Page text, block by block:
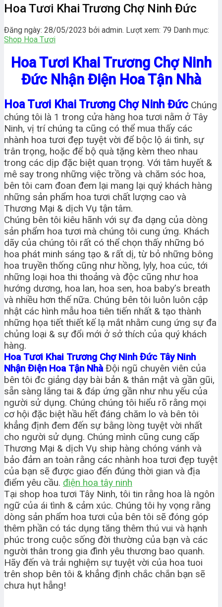
Hoa Tươi Khai Trương Chợ Ninh Đức
Đăng ngày: 28/05/2023 bởi admin. Lượt xem: 79 Danh mục:
Shop Hoa Tươi
Hoa Tươi Khai Trương Chợ Ninh
Đức Nhận Điện Hoa Tận Nhà
Hoa Tươi Khai Trương Chợ Ninh Đức Chúng
chúng tôi là 1 trong cửa hàng hoa tươi nằm ở Tây
Ninh, vị trí chúng ta cũng có thể mua thấy các
nhành hoa tươi đẹp tuyệt vời để bộc lộ ái tình, sự
trân trọng, hoặc để bộ quà tặng kèm theo nhau
trong các dịp đặc biệt quan trọng. Với tâm huyết &
mê say trong những việc trồng và chăm sóc hoa,
bên tôi cam đoan đem lại mang lại quý khách hàng
những sản phẩm hoa tươi chất lượng cao và
Thương Mại & dịch Vụ tận tâm.
Chúng bên tôi kiêu hãnh với sự đa dạng của dòng
sản phẩm hoa tươi mà chúng tôi cung ứng. Khách
dãy của chúng tôi rất có thể chọn thấy những bó
hoa phát minh sáng tạo & rất dị, từ bỏ những bông
hoa truyền thống cũng như hồng, lyly, hoa cúc, tới
những loại hoa thi thoảng và độc cũng như hoa
hướng dương, hoa lan, hoa sen, hoa baby’s breath
và nhiều hơn thế nữa. Chúng bên tôi luôn luôn cập
nhật các hình mẫu hoa tiên tiến nhất & tạo thành
những họa tiết thiết kế lạ mắt nhằm cung ứng sự đa
chủng loại & sự đổi mới ở sở thích của quý khách
hàng.
Hoa Tươi Khai Trương Chợ Ninh Đức Tây Ninh
Nhận Điện Hoa Tận NhàĐội ngũ chuyên viên của
bên tôi đc giảng dạy bài bản & thân mật và gần gũi,
sẵn sàng lắng tai & đáp ứng gần như nhu yếu của
người sử dụng. Chúng chúng tôi hiểu rõ rằng mọi
cơ hội đặc biệt hầu hết đáng chăm lo và bên tôi
khẳng định đem đến sự bằng lòng tuyệt vời nhất
cho người sử dụng. Chúng mình cũng cung cấp
Thương Mại & dịch Vụ ship hàng chóng vánh và
bảo đảm an toàn rằng các nhành hoa tươi đẹp tuyệt
của bạn sẽ được giao đến đúng thời gian và địa
điểm yêu cầu. điện hoa tây ninh
Tại shop hoa tươi Tây Ninh, tôi tin rằng hoa là ngôn
ngữ của ái tình & cảm xúc. Chúng tôi hy vọng rằng
dòng sản phẩm hoa tươi của bên tôi sẽ đóng góp
thêm phần có tác dụng tăng thêm thú vui và hạnh
phúc trong cuộc sống đời thường của bạn và các
người thân trong gia đình yêu thương bao quanh.
Hãy đến và trải nghiệm sự tuyệt vời của hoa tuoi
trên shop bên tôi & khẳng định chắc chắn bạn sẽ
chưa hụt hẫng!